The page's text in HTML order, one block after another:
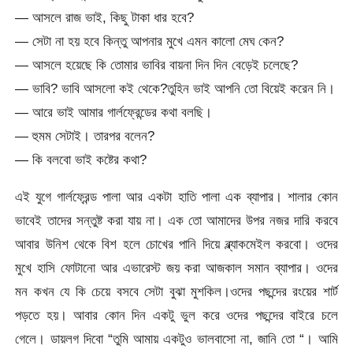
— আসলে রাজ ভাই, কিছু টাকা ধার হবে?
— সেটা না হয় হবে কিন্তু আপনার মুখে এমন কালো মেঘ কেন?
— আসলে হয়েছে কি তোমার ভাবির বায়না দিন দিন বেড়েই চলেছে?
— ভাবি? ভাবি আসলো কই থেকে?তুহিন ভাই আপনি তো বিয়েই করেন নি।
— আরে ভাই আমার গার্লফ্রেন্ডের কথা বলছি।
— হুমম সেটাই। তারপর বলেন?
— কি বলবো ভাই কষ্টের কথা?
এই যুগে গার্লফ্রেন্ড পালা আর একটা হাতি পালা এক ব্যাপার। শালার কোন
ভাবেই তাদের সন্তুষ্ট করা যায় না। এক তো আমাদের উপর নজর দারি করবে
আবার উনিশ থেকে বিশ হলে চোখের পানি দিয়ে ব্ল্যাকমেইল করবো। ওদের
মুখে হাসি ফোটানো আর এভারেস্ট জয় করা আজকাল সমান ব্যাপার। ওদের
মন কখন যে কি চেয়ে বসবে সেটা বুঝা মুশকিল।ওদের পছন্দের রংয়ের শার্ট
পড়তে হয়। আবার কোন দিন একটু ভুল করে ওদের পছন্দের বাইরে চলে
গেলে। ডায়লগ দিবো “তুমি আমায় একটুও ভালবাসো না, জানি তো “। আমি